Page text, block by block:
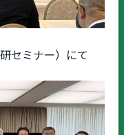
セミナー）にて